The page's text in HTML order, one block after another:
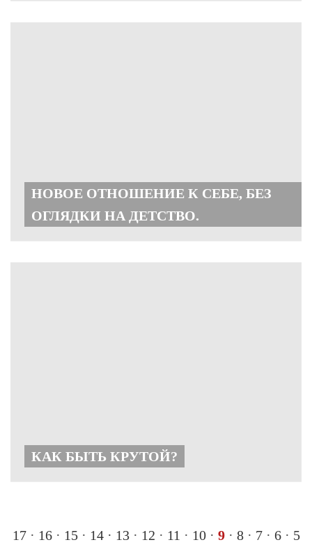
НОВОЕ ОТНОШЕНИЕ К СЕБЕ, БЕЗ
ОГЛЯДКИ НА ДЕТСТВО.
КАК БЫТЬ КРУТОЙ?
17· 16· 15· 14 · 13· 12 · 11 · 10· 9· 8· 7· 6· 5